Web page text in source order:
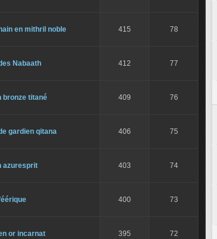
en mithril noble 415 78
Nabaath 412 77
bronze titané 409 76
gardien qitana 406 75
azuresprit 403 74
400 73
or incarnat 395 72